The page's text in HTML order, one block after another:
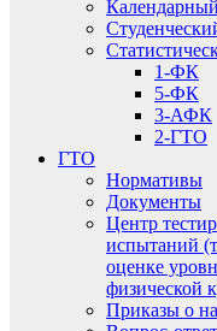
1-ФК
5-ФК
3-АФК
2-ГТО
ГТО
Нормативы
Документы
Центр
испытаний
оценке
физической
Приказы о